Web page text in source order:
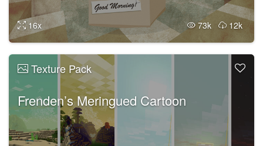
16x 73k 12k
Texture Pack
Frenden’s Meringued Cartoon